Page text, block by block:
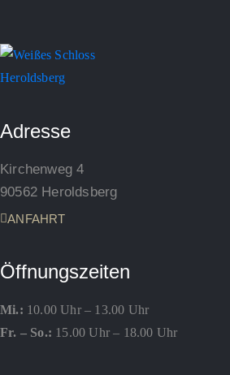
Adresse
Kirchenweg 4
90562 Heroldsberg
ANFAHRT
Öffnungszeiten
Mi.: 10.00 Uhr – 13.00 Uhr
Fr. – So.: 15.00 Uhr – 18.00 Uhr